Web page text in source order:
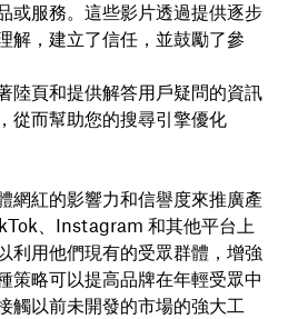
或服務。這些影片透過提供逐步
解，建立了信任，並鼓勵了參
陸頁和提供解答用戶疑問的資訊
從而幫助您的搜尋引擎優化
網紅的影響力和信譽度來推廣產
、Instagram 和其他平台上
利用他們現有的受眾群體，增強
策略可以提高品牌在年輕受眾中
觸以前未開發的市場的強大工